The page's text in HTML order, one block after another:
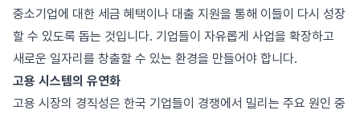
중소기업에 대한 세금 혜택이나 대출 지원을 통해 이들이 다시 성장
할 수 있도록 돕는 것입니다. 기업들이 자유롭게 사업을 확장하고
새로운 일자리를 창출할 수 있는 환경을 만들어야 합니다.
고용 시스템의 유연화
고용 시장의 경직성은 한국 기업들이 경쟁에서 밀리는 주요 원인 중